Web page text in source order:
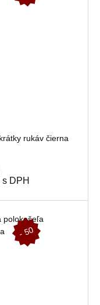
rukáv čierna
s DPH
-
5
0